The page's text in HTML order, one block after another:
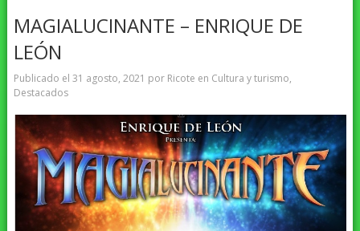
MAGIALUCINANTE – ENRIQUE DE
LEÓN
Publicado el 31 agosto, 2021 por Ricote en Cultura y turismo,
Destacados